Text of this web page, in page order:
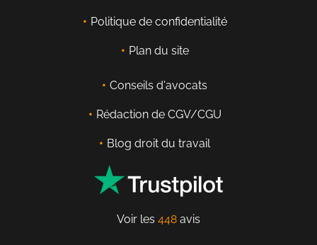
Politique de confidentialité
Plan du site
Conseils d'avocats
Rédaction de CGV/CGU
Blog droit du travail
Voir les 448 avis